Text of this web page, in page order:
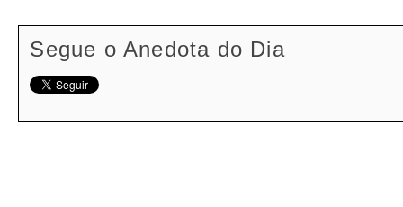
Segue o Anedota do Dia